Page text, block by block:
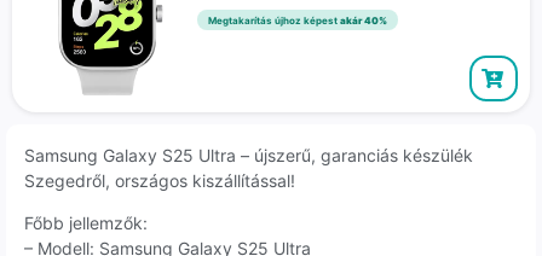
Megtakarítás újhoz képest akár 40%
Samsung Galaxy S25 Ultra – újszerű, garanciás készülék
Szegedről, országos kiszállítással!
Főbb jellemzők:
– Modell: Samsung Galaxy S25 Ultra